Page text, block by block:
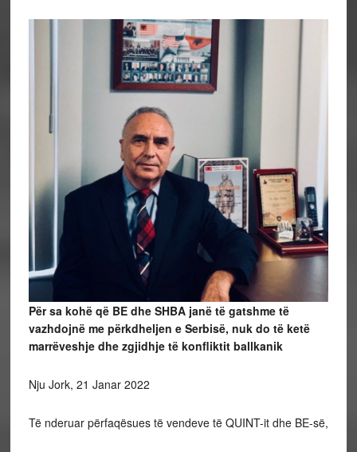
Për sa kohë që BE dhe SHBA janë të gatshme të
vazhdojnë me përkdheljen e Serbisë, nuk do të ketë
marrëveshje dhe zgjidhje të konfliktit ballkanik
Nju Jork, 21 Janar 2022
Të nderuar përfaqësues të vendeve të QUINT-it dhe BE-së,